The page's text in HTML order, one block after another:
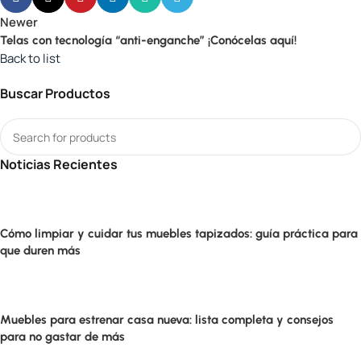
Newer
Telas con tecnología “anti-enganche” ¡Conócelas aquí!
Back to list
Buscar Productos
Noticias Recientes
Cómo limpiar y cuidar tus muebles tapizados: guía práctica para
que duren más
Muebles para estrenar casa nueva: lista completa y consejos
para no gastar de más